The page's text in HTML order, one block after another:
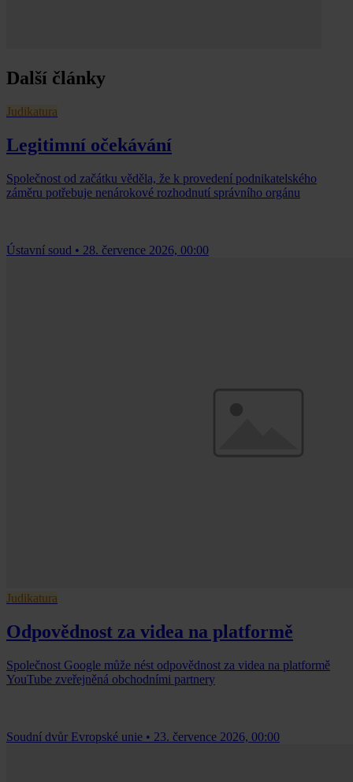
Další články
Judikatura
Legitimní očekávání
Společnost od začátku věděla, že k provedení podnikatelského
záměru potřebuje nenárokové rozhodnutí správního orgánu
Ústavní soud • 28. července 2026, 00:00
Judikatura
Odpovědnost za videa na platformě
Společnost Google může nést odpovědnost za videa na platformě
YouTube zveřejněná obchodními partnery
Soudní dvůr Evropské unie • 23. července 2026, 00:00